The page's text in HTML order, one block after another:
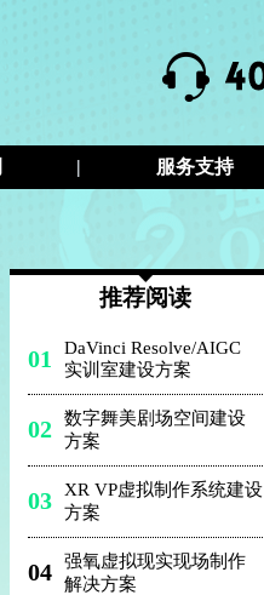
| 服务支持
推荐阅读
01
DaVinci Resolve/AIGC
实训室建设方案
02
数字舞美剧场空间建设
方案
03
XR VP虚拟制作系统建设
方案
04
强氧虚拟现实现场制作
解决方案